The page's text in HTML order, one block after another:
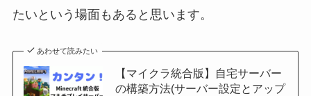
たいという場面もあると思います。
あわせて読みたい
【マイクラ統合版】自宅サーバー
の構築方法(サーバー設定とアップ